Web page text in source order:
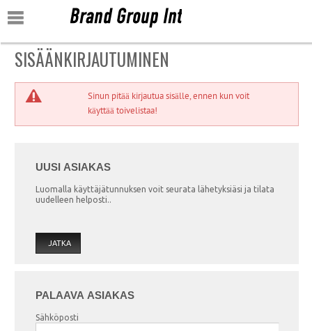
MIEHILLE
NAISILLE
LAPSILLE
KAIKILLE
SISÄÄNKIRJAUTUMINEN
Sinun pitää kirjautua sisälle, ennen kun voit
käyttää toivelistaa!
UUSI ASIAKAS
Luomalla käyttäjätunnuksen voit seurata lähetyksiäsi ja tilata
uudelleen helposti..
JATKA
PALAAVA ASIAKAS
Sähköposti